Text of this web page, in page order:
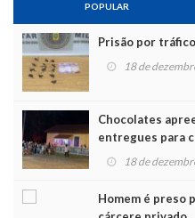
POPULAR
Prisão por
18 de
Chocolates
entregues para
Noel
18 de
Homem é preso